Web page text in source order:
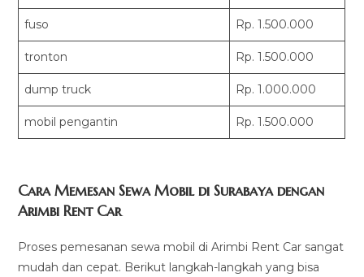
fuso Rp. 1.500.000
tronton Rp. 1.500.000
dump truck Rp. 1.000.000
mobil pengantin Rp. 1.500.000
Cara Memesan Sewa Mobil di Surabaya dengan
Arimbi Rent Car
Proses pemesanan sewa mobil di Arimbi Rent Car sangat
mudah dan cepat. Berikut langkah-langkah yang bisa